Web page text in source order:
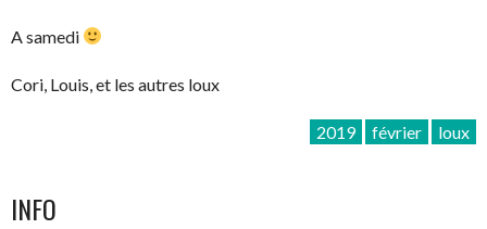
A samedi
Cori, Louis, et les autres loux
2019 février loux
INFO